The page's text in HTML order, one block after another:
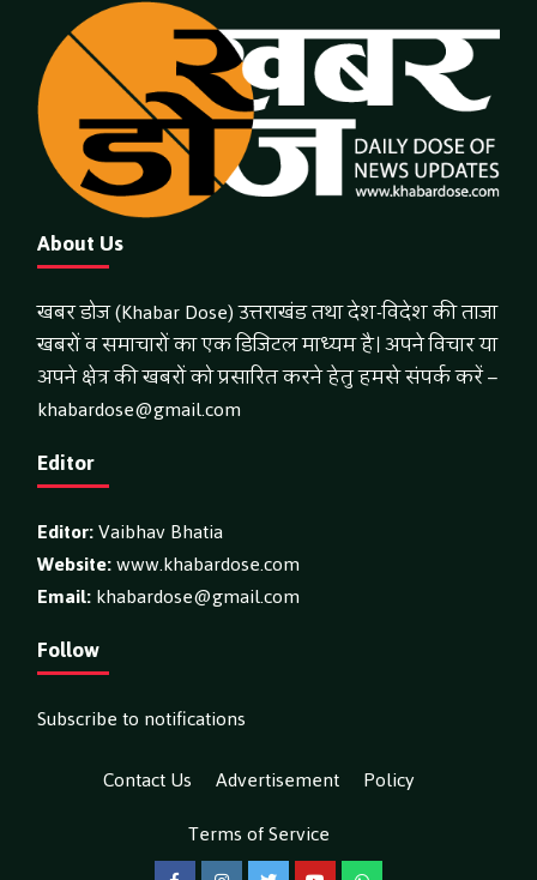
About Us
खबर डोज (Khabar Dose) उत्तराखंड तथा देश-विदेश की ताजा
खबरों व समाचारों का एक डिजिटल माध्यम है। अपने विचार या
अपने क्षेत्र की खबरों को प्रसारित करने हेतु हमसे संपर्क करें –
khabardose@gmail.com
Editor
Editor:Vaibhav Bhatia
Website:www.khabardose.com
Email:khabardose@gmail.com
Follow
Subscribe to notifications
Contact Us
Advertisement
Policy
Terms of Service